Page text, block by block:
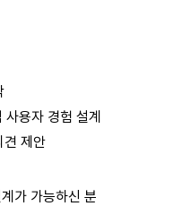
사용자 경험 설계
견 제안
가 가능하신 분